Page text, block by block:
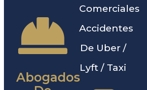
Abogados
Comerciales
Accidentes
De Uber /
Lyft / Taxi